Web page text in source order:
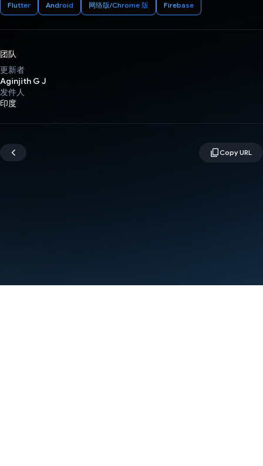
Flutter Android 网络版/Chrome 版 Firebase
团队
更新者
Aginjith G J
发件人
印度